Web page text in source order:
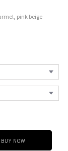
pink beige
BUY NOW